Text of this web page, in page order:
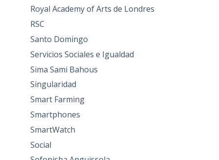
Royal Academy of Arts de Londres
RSC
Santo Domingo
Servicios Sociales e Igualdad
Sima Sami Bahous
Singularidad
Smart Farming
Smartphones
SmartWatch
Social